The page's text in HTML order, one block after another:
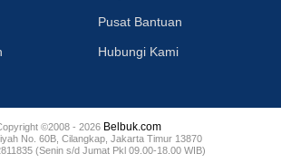
Pusat Bantuan
Hubungi Kami
©2008 - 2026 Belbuk.com
No. 60B, Cilangkap, Jakarta Timur 13870
(Senin s/d Jumat Pkl 09.00-18.00 WIB)